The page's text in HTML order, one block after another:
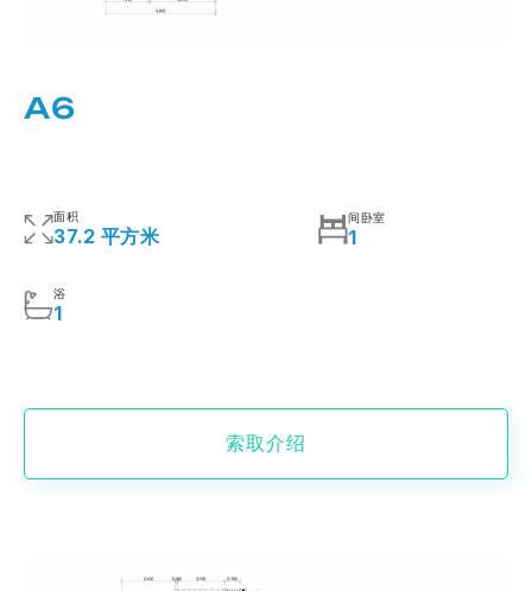
A6
面积
37.2 平方米
间卧室
1
浴
1
索取介绍